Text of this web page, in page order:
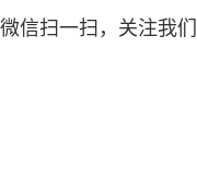
微信扫一扫，关注我们